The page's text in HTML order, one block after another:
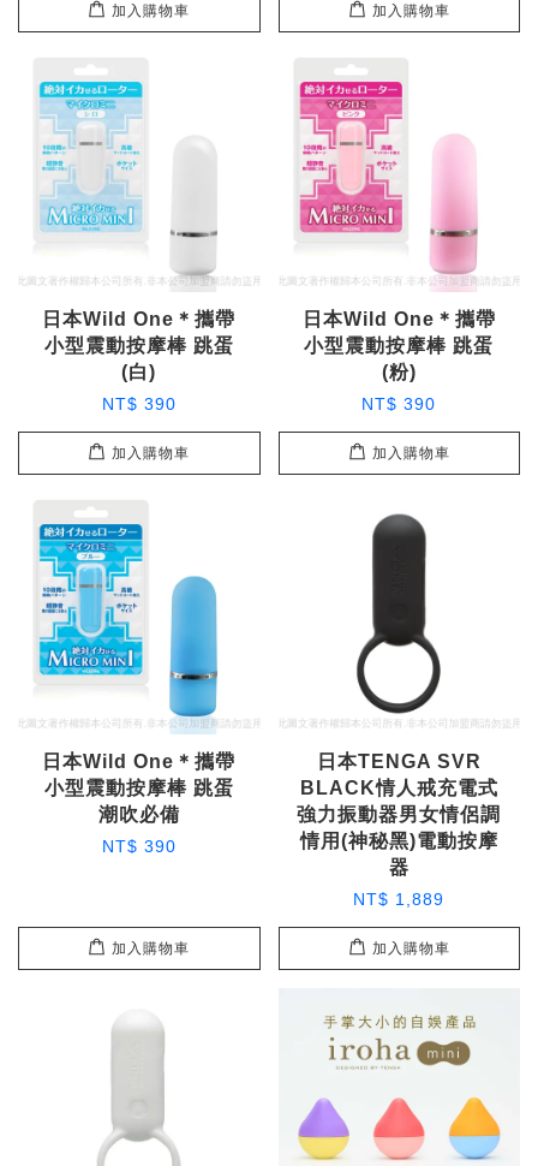
加入購物車 加入購物車
日本Wild One＊攜帶
小型震動按摩棒 跳蛋
(白)
NT$ 390
加入購物車
日本Wild One＊攜帶
小型震動按摩棒 跳蛋
(粉)
NT$ 390
加入購物車
日本Wild One＊攜帶
小型震動按摩棒 跳蛋
潮吹必備
NT$ 390
加入購物車
日本TENGA SVR
BLACK情人戒充電式
強力振動器男女情侶調
情用(神秘黑)電動按摩
器
NT$ 1,889
加入購物車